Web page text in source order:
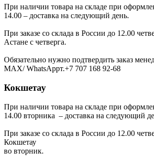
При наличии товара на складе при
14.00 – доставка на следующий день.
При заказе со склада в России до 12.00
Астане с четверга.
Обязательно нужно подтвердить заказ
МАХ/ WhatsAppт.+7 707 168 92-68
Кокшетау
При наличии товара на складе при
14.00 вторника – доставка на следующий
При заказе со склада в России до 12.00
Кокшетау
во вторник.